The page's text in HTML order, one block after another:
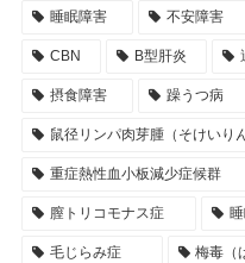
睡眠障害 不安障害
CBN B型肝炎
摂食障害 躁うつ病
鼠径リンパ肉芽腫（そけいり
重症熱性血小板減少症候群
膣トリコモナス症
毛じらみ症 梅毒（